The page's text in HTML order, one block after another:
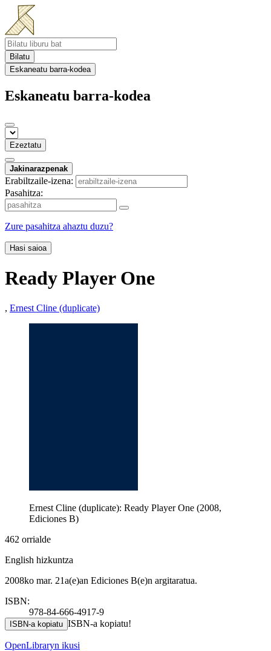
Bilatu
Eskaneatu barra-kodea
Eskaneatu barra-kodea
Ezeztatu
Jakinarazpenak
Erabiltzaile-izena:
Pasahitza:
Zure pasahitza ahaztu duzu?
Hasi saioa
Ready Player One
, Ernest Cline (duplicate)
Ernest Cline (duplicate): Ready Player One (2008,
Ediciones B)
462 orrialde
English hizkuntza
2008ko mar. 21a(e)an Ediciones B(e)n argitaratua.
ISBN:
978-84-666-4917-9
ISBN-a kopiatu ISBN-a kopiatu!
OpenLibraryn ikusi